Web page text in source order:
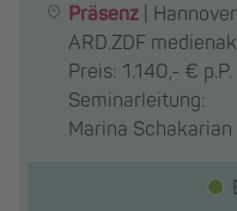
Präsenz
Hannover
ARD.ZDF
Preis: 1.140,- € p.P.
Seminarleitung:
Marina Schakarian